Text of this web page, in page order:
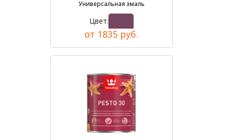
Универсальная эмаль
Цвет:
от 1835 руб.